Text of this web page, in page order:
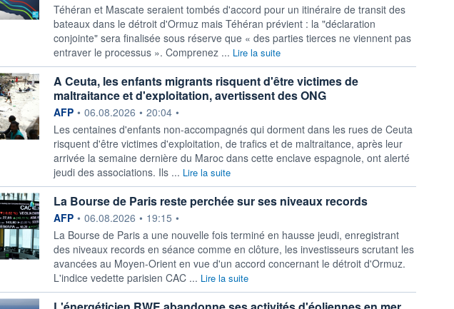
Téhéran et Mascate seraient tombés d'accord pour un itinéraire de transit des
bateaux dans le détroit d'Ormuz mais Téhéran prévient : la "déclaration
conjointe" sera finalisée sous réserve que « des parties tierces ne viennent pas
entraver le processus ». Comprenez ... Lire la suite
A Ceuta, les enfants migrants risquent d'être victimes de
maltraitance et d'exploitation, avertissent des ONG
information fournie par
AFP • 06.08.2026 • 20:04 •
Les centaines d'enfants non-accompagnés qui dorment dans les rues de Ceuta
risquent d'être victimes d'exploitation, de trafics et de maltraitance, après leur
arrivée la semaine dernière du Maroc dans cette enclave espagnole, ont alerté
jeudi des associations. Ils ... Lire la suite
La Bourse de Paris reste perchée sur ses niveaux records
information fournie par
AFP • 06.08.2026 • 19:15 •
La Bourse de Paris a une nouvelle fois terminé en hausse jeudi, enregistrant
des niveaux records en séance comme en clôture, les investisseurs scrutant les
avancées au Moyen-Orient en vue d'un accord concernant le détroit d'Ormuz.
L'indice vedette parisien CAC ... Lire la suite